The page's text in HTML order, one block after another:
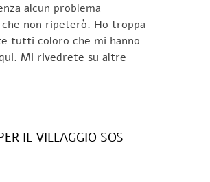
alcun problema
che non ripeterò. Ho troppa
tutti coloro che mi hanno
Mi rivedrete su altre
IL VILLAGGIO SOS